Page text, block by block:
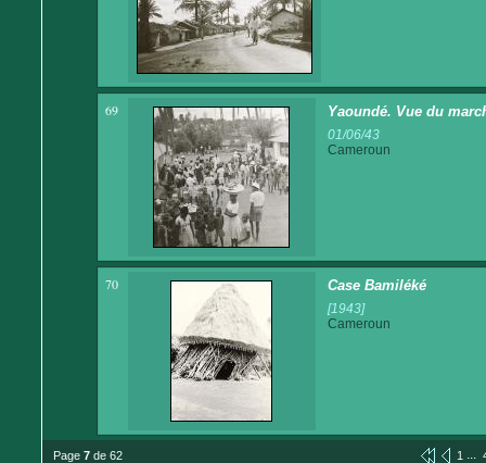
69 Yaoundé. Vue du
01/06/43
Cameroun
70 Case Bamiléké
[1943]
Cameroun
Page 7 de 62 1 ...